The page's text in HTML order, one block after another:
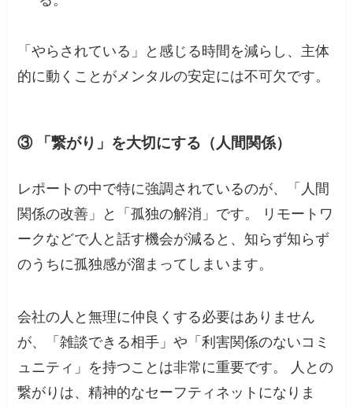
「やらされている」と感じる時間を減らし、主体
的に動くことがメンタルの安定には不可欠です。
③ 「繋がり」を大切にする（人間関係）
レポートの中で特に強調されているのが、「人間
関係の改善」と「孤独の解消」です。 リモートワ
ークなどで人と話す機会が減ると、知らず知らず
のうちに孤独感が溜まってしまいます。
会社の人と無理に仲良くする必要はありません
が、「雑談できる相手」や「利害関係のないコミ
ュニティ」を持つことは非常に重要です。 人との
繋がりは、精神的なセーフティネットになりま